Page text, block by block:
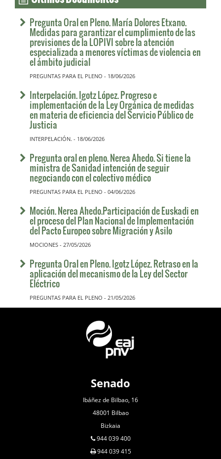
Pregunta Oral en Pleno. María Dolores Etxano.
Medidas para garantizar el cumplimiento de las
previsiones de la LOPIVI sobre la atención
especializada a menores víctimas de violencia en
el ámbito judicial
PREGUNTAS PARA EL PLENO - 18/06/2026
Interpelación. Igotz López. Progreso e
implementación de la Ley Orgánica de medidas
en materia de eficiencia del Servicio Público de
Justicia
INTERPELACIÓN. - 18/06/2026
Pregunta oral en pleno. Nerea Ahedo. Si tiene la
ministra de Sanidad intención de seguir
negociando con el colectivo médico
PREGUNTAS PARA EL PLENO - 04/06/2026
Moción. Nerea Ahedo.Participación de Euskadi en
el proceso del Plan Nacional de Implementación
del Pacto Europeo sobre Migración y Asilo
MOCIONES - 27/05/2026
Pregunta Oral en Pleno. Igotz López. Retraso en la
aplicación del mecanismo de la Ley del Sector
Eléctrico
PREGUNTAS PARA EL PLENO - 21/05/2026
Senado
Ibáñez de Bilbao, 16
48001 Bilbao
Bizkaia
944 039 400
944 039 415